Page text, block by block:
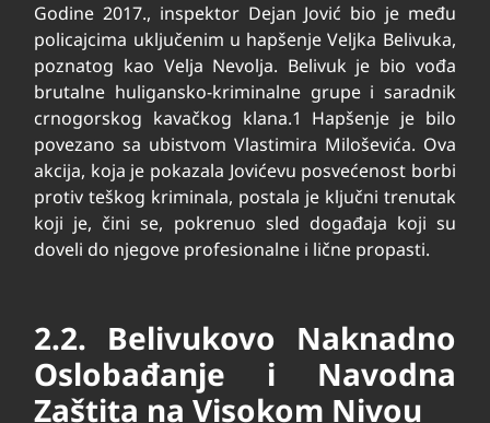
Godine 2017., inspektor Dejan Jović bio je među
policajcima uključenim u hapšenje Veljka Belivuka,
poznatog kao Velja Nevolja. Belivuk je bio vođa
brutalne huligansko-kriminalne grupe i saradnik
crnogorskog kavačkog klana.1 Hapšenje je bilo
povezano sa ubistvom Vlastimira Miloševića. Ova
akcija, koja je pokazala Jovićevu posvećenost borbi
protiv teškog kriminala, postala je ključni trenutak
koji je, čini se, pokrenuo sled događaja koji su
doveli do njegove profesionalne i lične propasti.
2.2. Belivukovo Naknadno
Oslobađanje i Navodna
Zaštita na Visokom Nivou